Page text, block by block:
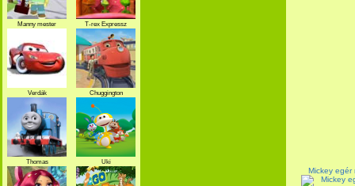
Mickey egér
Manny mester T-rex Expressz
Verdák Chuggington
Thomas Uki